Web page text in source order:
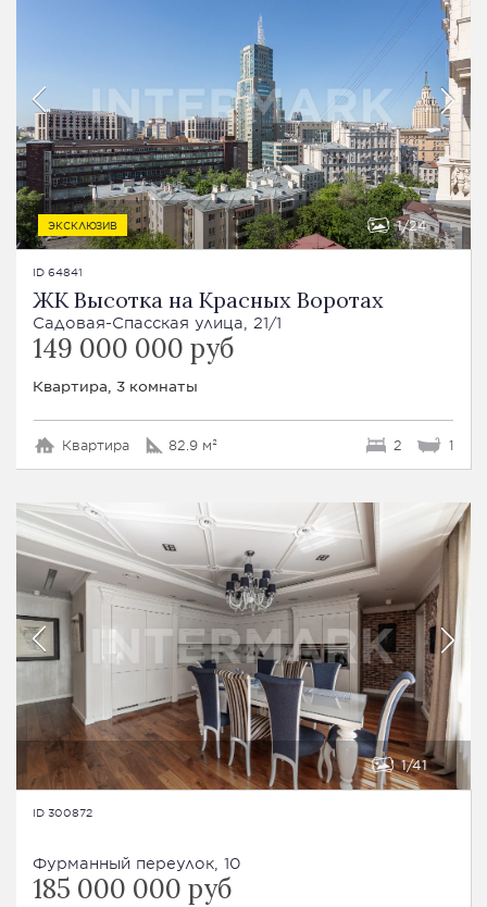
ЭКСКЛЮЗИВ 1 24
ID 64841
ЖК Высотка на Красных Воротах
Садовая-Спасская улица, 21/1
149 000 000 руб
Квартира, 3 комнаты
Квартира 82.9 м² 2 1
1 41
ID 300872
Фурманный переулок, 10
185 000 000 руб